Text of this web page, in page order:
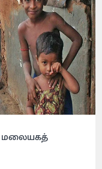
மலையகத்